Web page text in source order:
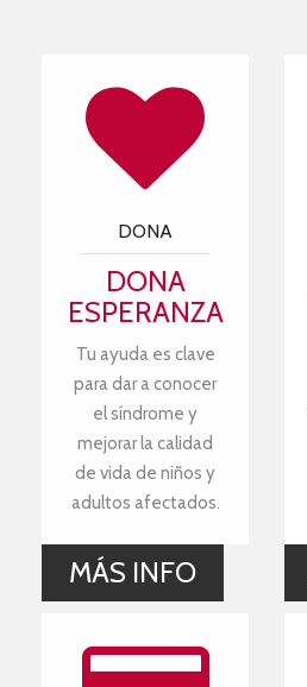
DONA
DONA
ESPERANZA
Tu ayuda es clave
para dar a conocer
el síndrome y
mejorar la calidad
de vida de niños y
adultos afectados.
MÁS INFO